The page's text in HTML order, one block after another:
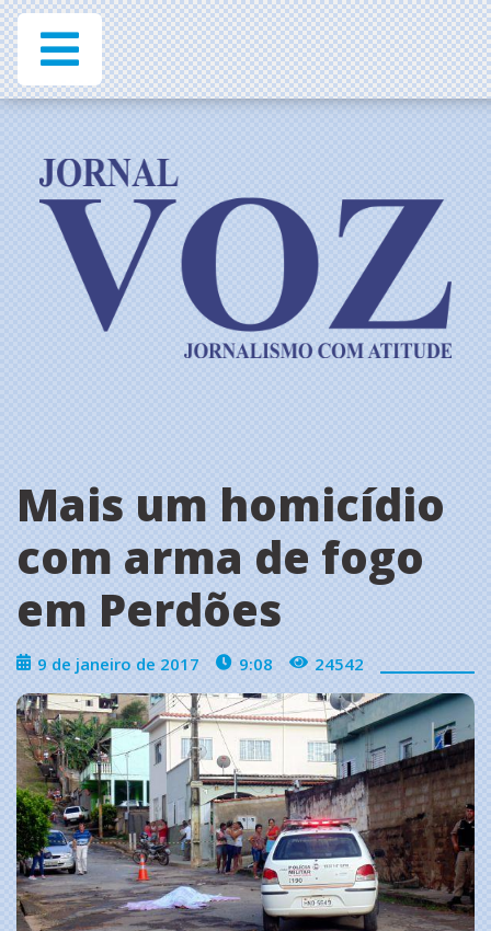
Mais um homicídio
com arma de fogo
em Perdões
9 de janeiro de 2017 9:08 24542